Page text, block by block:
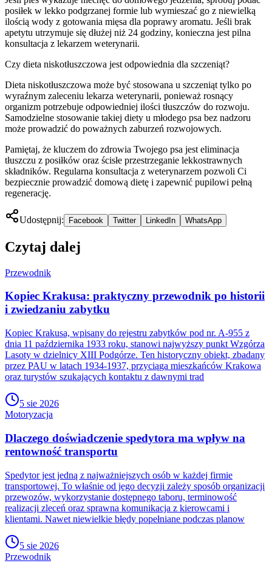
posiłek w lekko podgrzanej formie lub wymieszać go z niewielką
ilością wody z gotowania mięsa dla poprawy aromatu. Jeśli brak
apetytu utrzymuje się dłużej niż 24 godziny, konieczna jest pilna
konsultacja z lekarzem weterynarii.
Czy dieta niskotłuszczowa jest odpowiednia dla szczeniąt?
Dieta niskotłuszczowa może być stosowana u szczeniąt tylko po
wyraźnym zaleceniu lekarza weterynarii, ponieważ rosnący
organizm potrzebuje odpowiedniej ilości tłuszczów do rozwoju.
Samodzielne stosowanie takiej diety u młodego psa bez nadzoru
może prowadzić do poważnych zaburzeń rozwojowych.
Pamiętaj, że kluczem do zdrowia Twojego psa jest eliminacja
tłuszczu z posiłków oraz ścisłe przestrzeganie lekkostrawnych
składników. Regularna konsultacja z weterynarzem pozwoli Ci
bezpiecznie prowadzić domową dietę i zapewnić pupilowi pełną
regenerację.
Udostępnij: Facebook Twitter LinkedIn WhatsApp
Czytaj dalej
Przewodnik
Kopiec Krakusa: praktyczny przewodnik po historii
i zwiedzaniu zabytku
Kopiec Krakusa, wpisany do rejestru zabytków pod nr. A-955 z
dnia 11 października 1933 roku, stanowi najwyższy punkt Wzgórza
Lasoty w dzielnicy XIII Podgórze. Ten historyczny obiekt, zbadany
przez PAU w latach 1934-1937, przyciąga mieszkańców Krakowa
oraz turystów szukających kontaktu z dawnymi trad
5 sie 2026
Motoryzacja
Dlaczego doświadczenie spedytora ma wpływ na
rentowność transportu
Spedytor jest jedną z najważniejszych osób w każdej firmie
transportowej. To właśnie od jego decyzji zależy sposób organizacji
przewozów, wykorzystanie dostępnego taboru, terminowość
realizacji zleceń oraz sprawna komunikacja z kierowcami i
klientami. Nawet niewielkie błędy popełniane podczas planow
5 sie 2026
Przewodnik